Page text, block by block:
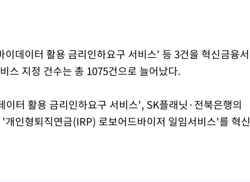
죄송"
데이터 활용 금리인하요구 서비스' 등 3건을 혁신금융서
스 지정 건수는 총 1075건으로 늘어났다.
터 활용 금리인하요구 서비스', SK플래닛·전북은행의
인형퇴직연금(IRP) 로보어드바이저 일임서비스'를 혁신